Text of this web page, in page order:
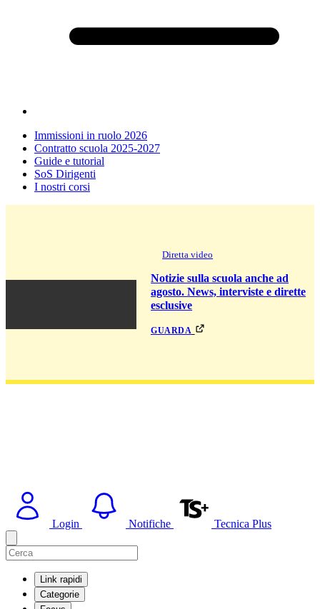
Immissioni in ruolo 2026
Contratto scuola 2025-2027
Guide e tutorial
SoS Dirigenti
I nostri corsi
Diretta video
Notizie sulla scuola anche ad
agosto. News, interviste e dirette
esclusive
guarda
Login Notifiche Tecnica Plus
Link rapidi
Categorie